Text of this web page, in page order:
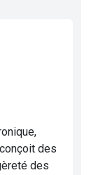
des
des